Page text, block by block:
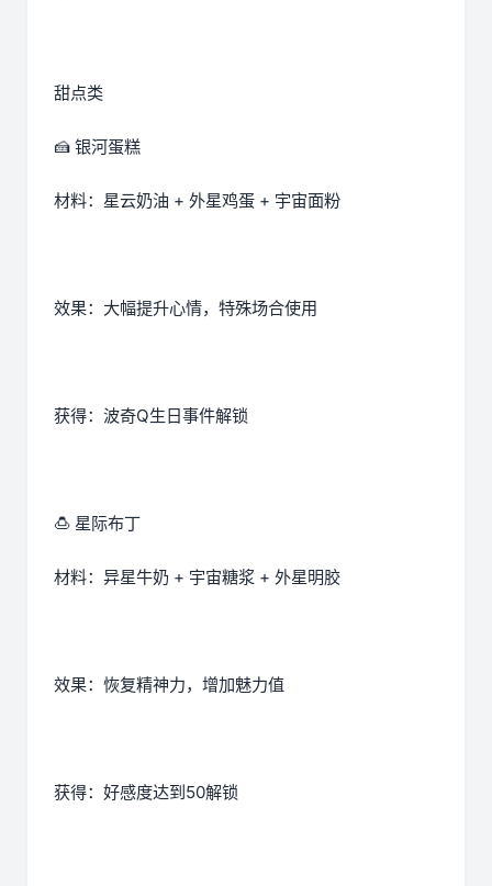
甜点类
🍰 银河蛋糕
材料：星云奶油 + 外星鸡蛋 + 宇宙面粉
效果：大幅提升心情，特殊场合使用
获得：波奇Q生日事件解锁
🍮 星际布丁
材料：异星牛奶 + 宇宙糖浆 + 外星明胶
效果：恢复精神力，增加魅力值
获得：好感度达到50解锁